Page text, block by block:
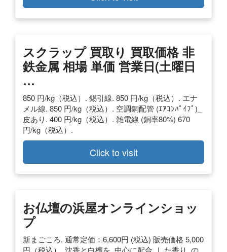
スクラップ 買取り 買取価格 非
鉄金属 相場 単価 営業日(土曜日
…
850 円/kg（税込）. 錫引線. 850 円/kg（税込）. エナ
メル線. 850 円/kg（税込）. 空調銅配管 (ｴｱｺﾝﾊﾟｲﾌﾟ)_
皮あり. 400 円/kg（税込）. 雑電線 (銅率80%) 670
円/kg（税込）.
Click to visit
お仏壇の浜屋オンラインショッ
プ
新まごころ. 通常定価：6,600円 (税込) 販売価格 5,000
円（税込）. 沈香と白檀を. 中心に配合. した香り. の